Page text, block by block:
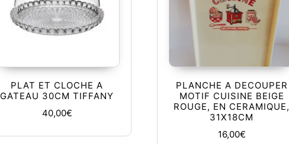
PLAT ET CLOCHE A
GATEAU 30CM TIFFANY
40,00€
PLANCHE A DECOUPER
MOTIF CUISINE BEIGE
ROUGE, EN CERAMIQUE,
31X18CM
16,00€